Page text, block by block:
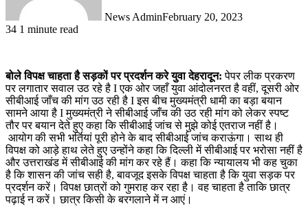
News AdminFebruary 20, 2023
34 1 minute read
बोले विपक्ष चाहता है सड़कों पर प्रदर्शन करे युवा देहरादून: पेपर लीक प्रकरण
पर लगातार सवाल उठ रहे है I एक ओर जहाँ युवा आंदोलनरत है वहीं, दूसरी ओर
सीबीआई जाँच की मांग उठ रही है I इस बीच मुख्यमंत्री धामी का बड़ा बयान
सामने आया है I मुख्यमंत्री ने सीबीआई जाँच की उठ रही मांग को लेकर स्पष्ट
तौर पर बयान देते हुए कहा कि सीबीआई जांच से मुझे कोई एतराज नहीं है।
आयोग की सभी भर्तियां पूरी होने के बाद सीबीआई जांच कराऊंगा। साथ ही
विपक्ष को आड़े हाथ लेते हुए उन्होंने कहा कि दिल्ली में सीबीआई पर भरोसा नहीं है
और उत्तराखंड में सीबीआई की मांग कर रहे हैं। कहा कि न्यायालय भी कह चुका
है कि शासन की जांच सही है, बावजूद इसके विपक्ष चाहता है कि युवा सड़क पर
प्रदर्शन करें। विपक्ष छात्रों को गुमराह कर रहा है। वह चाहता है ताकि छात्र
पढ़ाई न करें। छात्र किसी के बरगलाने में न आएं।